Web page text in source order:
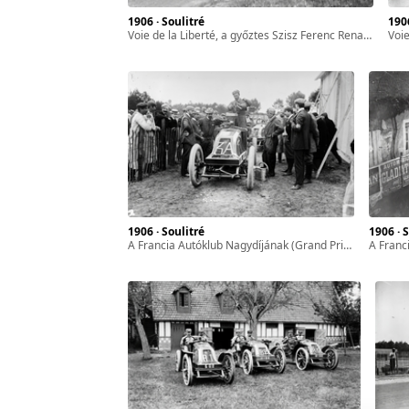
1906 · Soulitré
Voie de la Liberté, a győztes Szisz Ferenc Renault AK-ja a Francia Autóklub Nagydíján (Grand Prix de l'ACF).
Voie
1906 · Soulitré
a Francia Autóklub Nagydíjának (Grand Prix de l'ACF) későbbi győztese Szisz Ferenc Renault AK típusú versenyautójával.
1906
a Francia